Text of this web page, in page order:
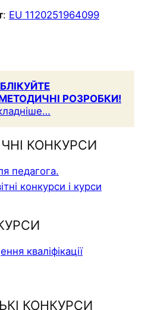
: EU 1120251964099
РОЗРОБКИ!
КОНКУРСИ
КОНКУРСИ